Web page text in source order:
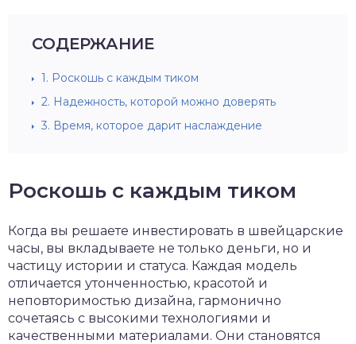
СОДЕРЖАНИЕ
1. Роскошь с каждым тиком
2. Надежность, которой можно доверять
3. Время, которое дарит наслаждение
Роскошь с каждым тиком
Когда вы решаете инвестировать в швейцарские
часы, вы вкладываете не только деньги, но и
частицу истории и статуса. Каждая модель
отличается утонченностью, красотой и
неповторимостью дизайна, гармонично
сочетаясь с высокими технологиями и
качественными материалами. Они становятся